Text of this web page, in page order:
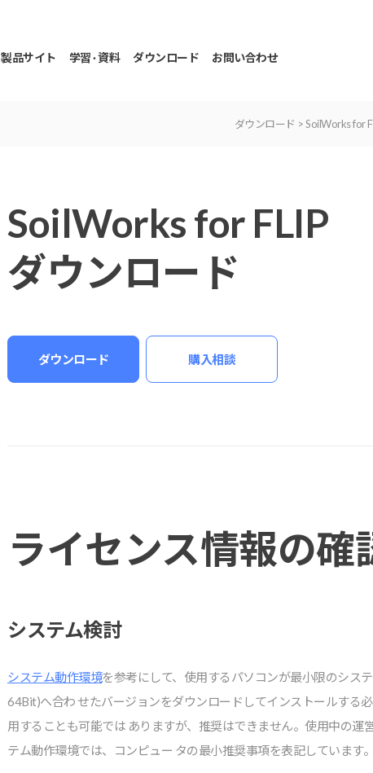
製品サイト 学習 · 資料 ダウンロード お問い合わせ
ダウンロード > SoilWorks for
SoilWorks for FLIP
ダウンロード
ダウンロード 購⼊相談
ライセンス情報の確
システム検討
システム動作環境を参考にして、使⽤するパソコンが最⼩限のシス
64Bit)へ合わ せたバージョンをダウンロードしてインストールする
⽤することも可能では ありますが、推奨はできません。使⽤中の
テム動作環境では、コンピュー タの最⼩推奨事項を表記しています